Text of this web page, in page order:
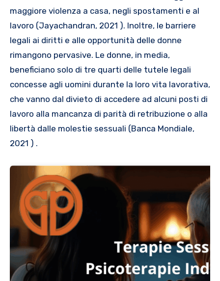
maggiore violenza a casa, negli spostamenti e al
lavoro (Jayachandran, 2021 ). Inoltre, le barriere
legali ai diritti e alle opportunità delle donne
rimangono pervasive. Le donne, in media,
beneficiano solo di tre quarti delle tutele legali
concesse agli uomini durante la loro vita lavorativa,
che vanno dal divieto di accedere ad alcuni posti di
lavoro alla mancanza di parità di retribuzione o alla
libertà dalle molestie sessuali (Banca Mondiale,
2021 ) .